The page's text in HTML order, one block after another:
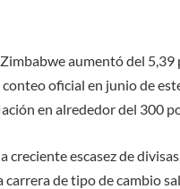
aumentó del
oficial en junio de
en alrededor del 300
creciente escasez de
de tipo de cambio